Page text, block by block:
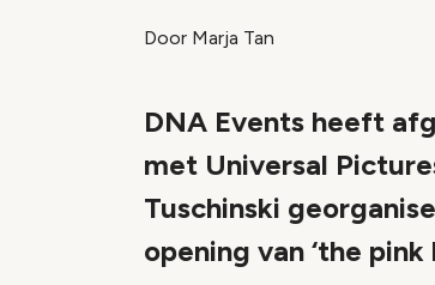
Door Marja Tan
DNA Events heeft
met Universal
Tuschinski
opening van ‘the